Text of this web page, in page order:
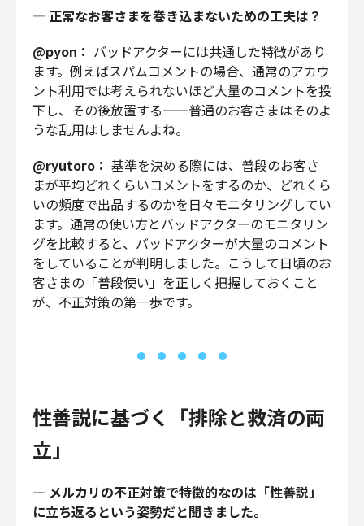
— 正常なお客さまを巻き込まないための工夫は？
@pyon： バッドアクターには共通した特徴があり
ます。例えばスパムコメントの場合、通常のアカウ
ント利用では考えられないほど大量のコメントを投
下し、その後放置する——普通のお客さまはそのよ
うな乱用はしませんよね。
@ryutoro： 基準を決める際には、普段のお客さ
まが平均どれくらいコメントをするのか、どれくら
いの頻度で出品するのかを日々モニタリングしてい
ます。通常の使い方とバッドアクターのモニタリン
グを比較すると、バッドアクターが大量のコメント
をしていることが判明しました。こうして日頃のお
客さまの「普段使い」を正しく把握しておくこと
が、不正対策の第一歩です。
性善説に基づく「排除と救済の両
立」
— メルカリの不正対策で特徴的なのは「性善説」
に立ち返るという姿勢だと聞きました。